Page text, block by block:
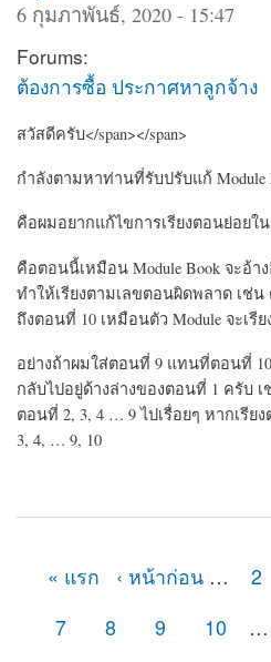
6 กุมภาพันธ์, 2020 - 15:47
Forums:
ต้องการซื้อ ประกาศหาลูกจ้าง
สวัสดีครับ</span></span>
กำลังตามหาท่านที่รับปรับแก้ Module
คือผมอยากแก้ไขการเรียงตอนย่อยใน
คือตอนนี้เหมือน Module Book จะอ้า
ทำให้เรียงตามเลขตอนผิดพลาด เช่น
ถึงตอนที่ 10 เหมือนตัว Module จะเรี
อย่างถ้าผมใส่ตอนที่ 9 แทนที่ตอนที่
กลับไปอยู่ด้างล่างของตอนที่ 1 ครับ
ตอนที่ 2, 3, 4 … 9 ไปเรื่อยๆ หากเรีย
3, 4, … 9, 10
about หาคนรับปรับแก้ Module
« แรก ‹ หน้าก่อน … 2
7
8 9 10 …